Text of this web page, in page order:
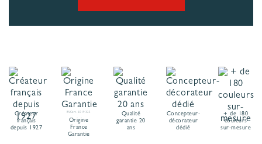
Créateur
français
depuis 1927
BVCert. 6019325
Origine
France
Garantie
Qualité
garantie 20
ans
Concepteur-
décorateur
dédié
+ de 180
couleurs
sur-mesure